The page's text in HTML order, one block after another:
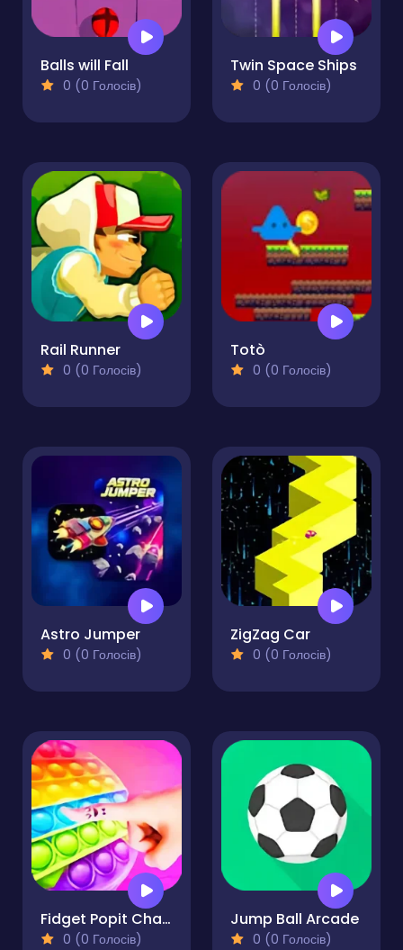
Balls will Fall
0 (0 Голосів)
Twin Space Ships
0 (0 Голосів)
Rail Runner
0 (0 Голосів)
Totò
0 (0 Голосів)
Astro Jumper
0 (0 Голосів)
ZigZag Car
0 (0 Голосів)
Fidget Popit Challange
0 (0 Голосів)
Jump Ball Arcade
0 (0 Голосів)